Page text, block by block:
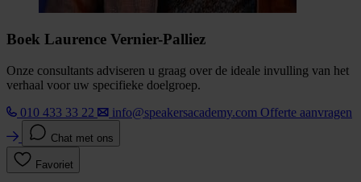
Boek Laurence Vernier-Palliez
Onze consultants adviseren u graag over de ideale invulling van het
verhaal voor uw specifieke doelgroep.
010 433 33 22
info@speakersacademy.com Offerte aanvragen
Chat met ons
Favoriet